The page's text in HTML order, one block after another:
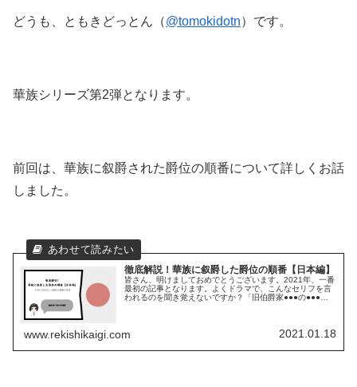
どうも、ともきどっとん（@tomokidotn）です。
華族シリーズ第2弾となります。
前回は、華族に叙爵された爵位の順番について詳しくお話
しました。
徹底解説！華族に叙爵した爵位の順番【日本編】
皆さん、明けましておめでとうございます。2021年、一番
最初の記事となります。よくドラマで、こんなセリフを言
われるのを聞き覚えないですか？「旧伯爵家●●●の●●●で
www.rekishikaigi.com 2021.01.18